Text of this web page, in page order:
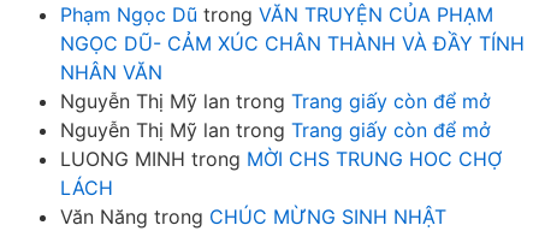
Phạm Ngọc Dũ trong VĂN TRUYỆN CỦA PHẠM
NGỌC DŨ- CẢM XÚC CHÂN THÀNH VÀ ĐẦY TÍNH
NHÂN VĂN
Nguyễn Thị Mỹ lan trong Trang giấy còn để mở
Nguyễn Thị Mỹ lan trong Trang giấy còn để mở
LUONG MINH trong MỜI CHS TRUNG HOC CHỢ
LÁCH
Văn Năng trong CHÚC MỪNG SINH NHẬT